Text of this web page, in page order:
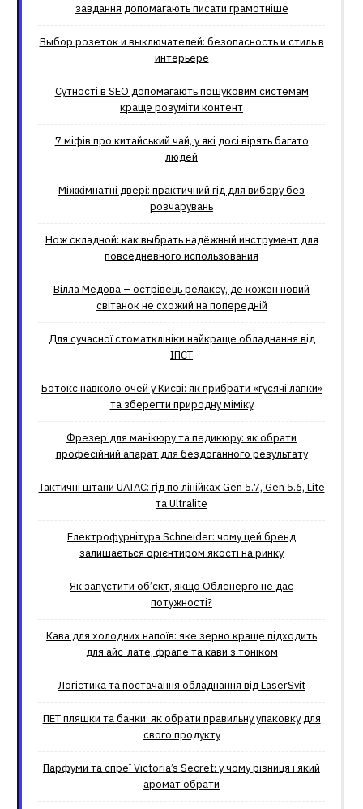
завдання допомагають писати грамотніше
Выбор розеток и выключателей: безопасность и стиль в
интерьере
Сутності в SEO допомагають пошуковим системам
краще розуміти контент
7 міфів про китайський чай, у які досі вірять багато
людей
Міжкімнатні двері: практичний гід для вибору без
розчарувань
Нож складной: как выбрать надёжный инструмент для
повседневного использования
Вілла Медова – острівець релаксу, де кожен новий
світанок не схожий на попередній
Для сучасної стоматклініки найкраще обладнання від
ІПСТ
Ботокс навколо очей у Києві: як прибрати «гусячі лапки»
та зберегти природну міміку
Фрезер для манікюру та педикюру: як обрати
професійний апарат для бездоганного результату
Тактичні штани UATAC: гід по лінійках Gen 5.7, Gen 5.6, Lite
та Ultralite
Електрофурнітура Schneider: чому цей бренд
залишається орієнтиром якості на ринку
Як запустити об’єкт, якщо Обленерго не дає
потужності?
Кава для холодних напоїв: яке зерно краще підходить
для айс-лате, фрапе та кави з тоніком
Логістика та постачання обладнання від LaserSvit
ПЕТ пляшки та банки: як обрати правильну упаковку для
свого продукту
Парфуми та спреї Victoria’s Secret: у чому різниця і який
аромат обрати